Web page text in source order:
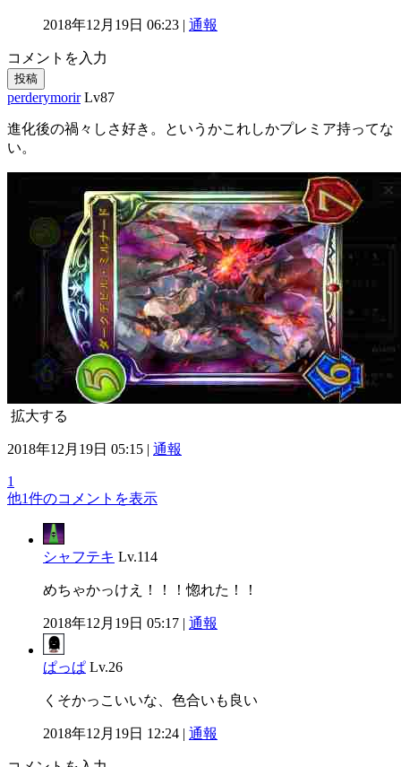
2018年12月19日 06:23 | 通報
コメントを入力
投稿
perderymorir Lv87
進化後の禍々しさ好き。というかこれしかプレミア持ってな
い。
拡大する
2018年12月19日 05:15 | 通報
1
他1件のコメントを表示
シャフテキ Lv.114
めちゃかっけえ！！！惚れた！！
2018年12月19日 05:17 | 通報
ぱっぱ Lv.26
くそかっこいいな、色合いも良い
2018年12月19日 12:24 | 通報